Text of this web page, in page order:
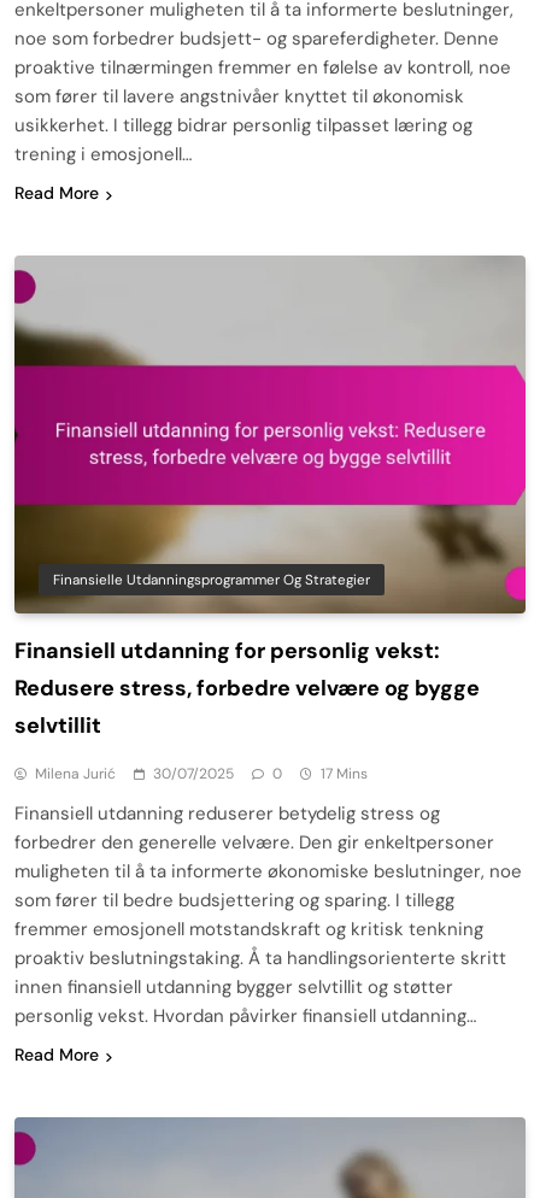
enkeltpersoner muligheten til å ta informerte beslutninger,
noe som forbedrer budsjett- og spareferdigheter. Denne
proaktive tilnærmingen fremmer en følelse av kontroll, noe
som fører til lavere angstnivåer knyttet til økonomisk
usikkerhet. I tillegg bidrar personlig tilpasset læring og
trening i emosjonell…
Read More
Finansielle Utdanningsprogrammer Og Strategier
Finansiell utdanning for personlig vekst:
Redusere stress, forbedre velvære og bygge
selvtillit
Milena Jurić 30/07/2025 0 17 Mins
Finansiell utdanning reduserer betydelig stress og
forbedrer den generelle velvære. Den gir enkeltpersoner
muligheten til å ta informerte økonomiske beslutninger, noe
som fører til bedre budsjettering og sparing. I tillegg
fremmer emosjonell motstandskraft og kritisk tenkning
proaktiv beslutningstaking. Å ta handlingsorienterte skritt
innen finansiell utdanning bygger selvtillit og støtter
personlig vekst. Hvordan påvirker finansiell utdanning…
Read More